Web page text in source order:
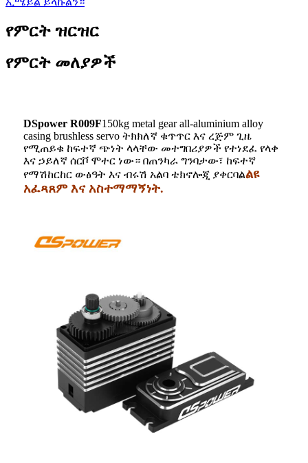
የምርት ዝርዝር
የምርት መለያዎች
DSpower R009F150kg metal gear all-aluminium alloy
casing brushless servo ትክክለኛ ቁጥጥር እና ረጅም ጊዜ
የሚጠይቁ ከፍተኛ ጭነት ላላቸው መተግበሪያዎች የተነደፈ የላቀ
እና ኃይለኛ ሰርቮ ሞተር ነው። በጠንካራ ግንባታው፣ ከፍተኛ
የማሽከርከር ውፅዓት እና ብሩሽ አልባ ቴክኖሎጂ ያቀርባልልዩ
አፈጻጸም እና አስተማማኝነት.